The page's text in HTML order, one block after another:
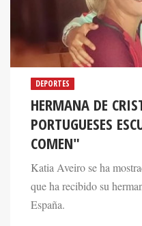
DEPORTES
HERMANA DE
PORTUGUESES
COMEN"
Katia Aveiro se ha
que ha recibido su
España.